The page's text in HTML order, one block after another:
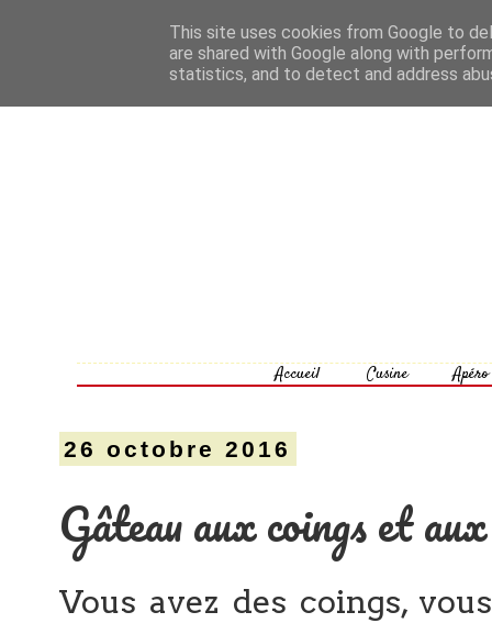
Accueil Cusine Apéro
26 octobre 2016
Gâteau aux coings et
Vous avez des coings,
This site uses cookies from Google to
are shared with Google along with
statistics, and to detect and address